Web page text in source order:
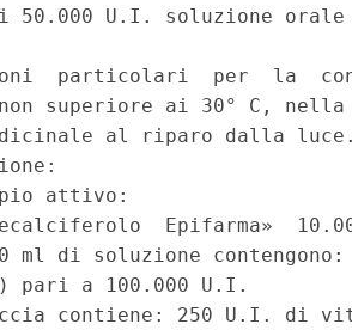
di 50.000 U.I. soluzione
particolari  per  la
non superiore ai 30° C,
al riparo dalla
attivo:
Epifarma»
ml di soluzione
pari a 100.000 U.I.
contiene: 250 U.I. di